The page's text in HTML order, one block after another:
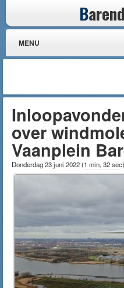
B
MENU
over
Vaanplein
Donderdag 23 juni 2022(1 min, 32 sec)